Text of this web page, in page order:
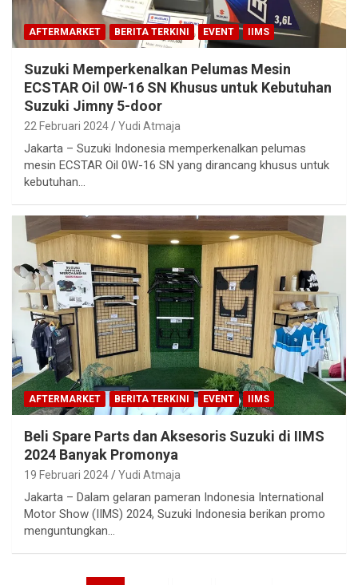
AFTERMARKET BERITA TERKINI EVENT IIMS
Suzuki Memperkenalkan Pelumas Mesin
ECSTAR Oil 0W-16 SN Khusus untuk Kebutuhan
Suzuki Jimny 5-door
22 Februari 2024 Yudi Atmaja
Jakarta – Suzuki Indonesia memperkenalkan pelumas
mesin ECSTAR Oil 0W-16 SN yang dirancang khusus untuk
kebutuhan…
AFTERMARKET BERITA TERKINI EVENT IIMS
Beli Spare Parts dan Aksesoris Suzuki di IIMS
2024 Banyak Promonya
19 Februari 2024 Yudi Atmaja
Jakarta – Dalam gelaran pameran Indonesia International
Motor Show (IIMS) 2024, Suzuki Indonesia berikan promo
menguntungkan…